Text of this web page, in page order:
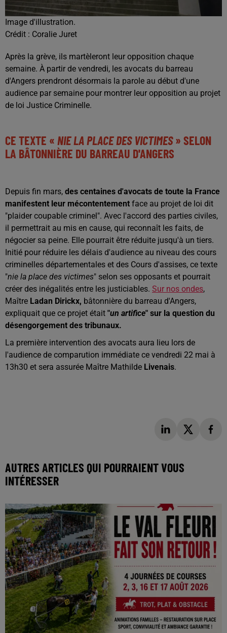
Image d'illustration.
Crédit : Coralie Juret
Après la grève, ils martèleront leur opposition chaque
semaine. À partir de vendredi, les avocats du barreau
d'Angers prendront désormais la parole au début d'une
audience par semaine pour montrer leur opposition au projet
de loi Justice Criminelle.
CE TEXTE « NIE LA PLACE DES VICTIMES» SELON
LA BÂTONNIÈRE DU BARREAU D'ANGERS
Depuis fin mars, des centaines d'avocats de toute la France
manifestent leur mécontentement face au projet de loi dit
"plaider coupable criminel". Avec l'accord des parties civiles,
il permettrait au mis en cause, qui reconnaît les faits, de
négocier sa peine. Elle pourrait être réduite jusqu'à un tiers.
Initié pour réduire les délais d'audience au niveau des cours
criminelles départementales et des Cours d'assises, ce texte
"nie la place des victimes" selon ses opposants et pourrait
créer des inégalités entre les justiciables. Sur nos ondes,
Maître Ladan Dirickx, bâtonnière du barreau d'Angers,
expliquait que ce projet était "un artifice" sur la question du
désengorgement des tribunaux.
La première intervention des avocats aura lieu lors de
l'audience de comparution immédiate ce vendredi 22 mai à
13h30 et sera assurée Maître Mathilde Livenais.
AUTRES ARTICLES QUI POURRAIENT VOUS
INTÉRESSER